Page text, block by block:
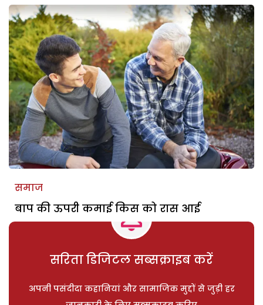
समाज
बाप की ऊपरी कमाई किस को रास आई
सरिता डिजिटल सब्सक्राइब करें
अपनी पसंदीदा कहानियां और सामाजिक मुद्दों से जुड़ी हर